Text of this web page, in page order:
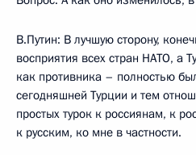
В.Путин: В лучшую сторону,
восприятия всех стран НАТО, а
как противника – полностью
сегодняшней Турции и тем
простых турок к россиянам, к
к русским, ко мне в частности.